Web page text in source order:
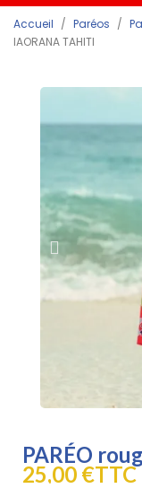
Accueil Paréos
IAORANA TAHITI
PARÉO
25,00 €TTC